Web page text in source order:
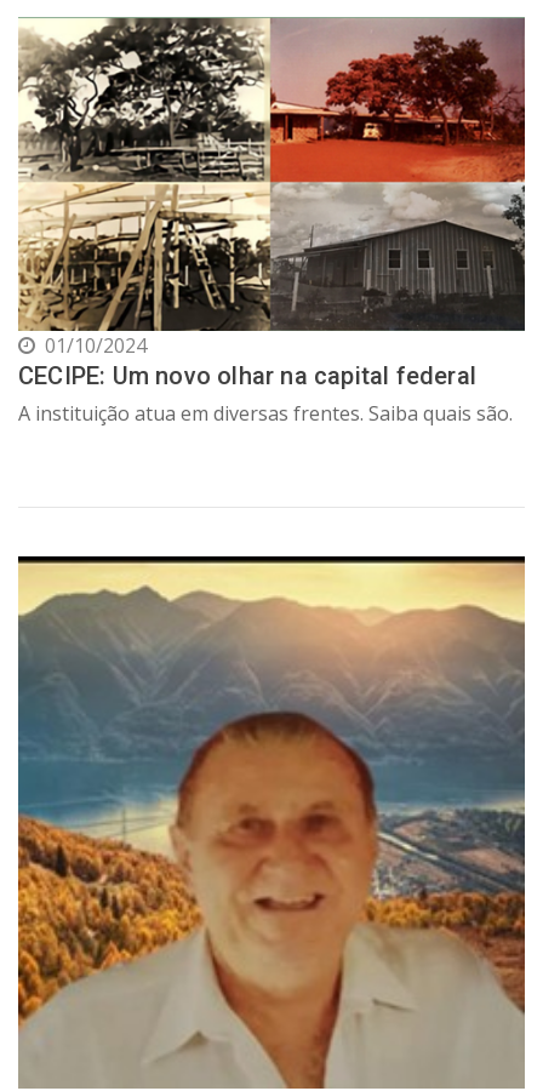
01/10/2024
CECIPE: Um novo olhar na capital federal
A instituição atua em diversas frentes. Saiba quais são.